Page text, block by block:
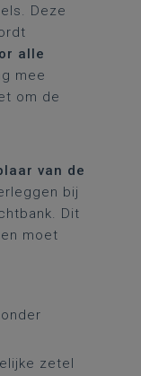
Deze
alle
mee
om de
van de
bij
Dit
moet
zetel